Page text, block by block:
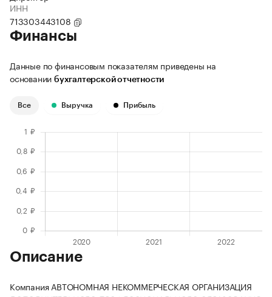
ИНН
713303443108
Финансы
Данные по финансовым показателям приведены на
основании бухгалтерской отчетности
Все Выручка Прибыль
Описание
Компания АВТОНОМНАЯ НЕКОММЕРЧЕСКАЯ ОРГАНИЗАЦИЯ